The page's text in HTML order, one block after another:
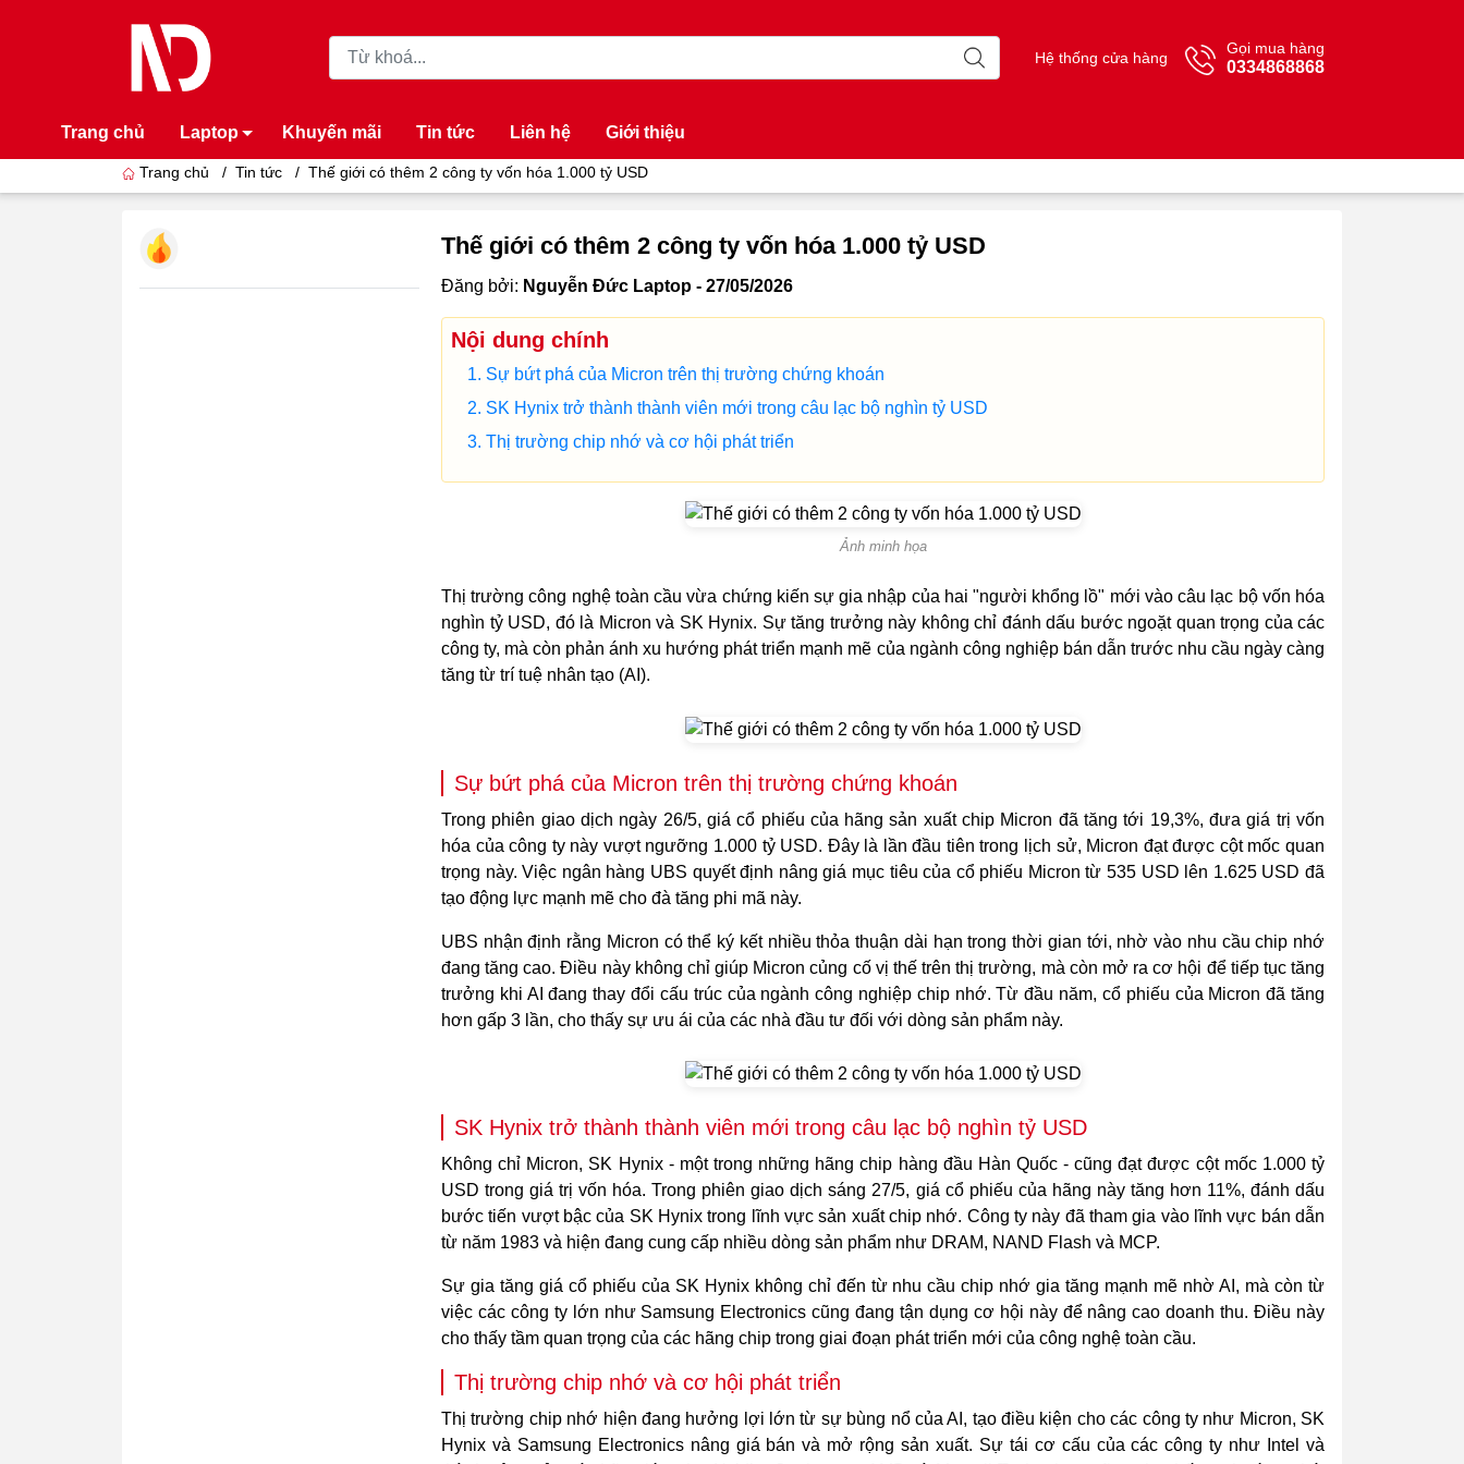
Hệ thống cửa hàng
Gọi mua hàng
0334868868
Trang chủ Laptop Khuyến mãi Tin tức Liên hệ Giới thiệu
Trang chủ / Tin tức / Thế giới có thêm 2 công ty vốn hóa 1.000 tỷ USD
Thế giới có thêm 2 công ty vốn hóa 1.000 tỷ USD
Đăng bởi: Nguyễn Đức Laptop - 27/05/2026
Nội dung chính
Sự bứt phá của Micron trên thị trường chứng khoán
SK Hynix trở thành thành viên mới trong câu lạc bộ nghìn tỷ USD
Thị trường chip nhớ và cơ hội phát triển
Ảnh minh họa
Thị trường công nghệ toàn cầu vừa chứng kiến sự gia nhập của hai "người khổng lồ" mới vào câu lạc bộ vốn hóa
nghìn tỷ USD, đó là Micron và SK Hynix. Sự tăng trưởng này không chỉ đánh dấu bước ngoặt quan trọng của các
công ty, mà còn phản ánh xu hướng phát triển mạnh mẽ của ngành công nghiệp bán dẫn trước nhu cầu ngày càng
tăng từ trí tuệ nhân tạo (AI).
Sự bứt phá của Micron trên thị trường chứng khoán
Trong phiên giao dịch ngày 26/5, giá cổ phiếu của hãng sản xuất chip Micron đã tăng tới 19,3%, đưa giá trị vốn
hóa của công ty này vượt ngưỡng 1.000 tỷ USD. Đây là lần đầu tiên trong lịch sử, Micron đạt được cột mốc quan
trọng này. Việc ngân hàng UBS quyết định nâng giá mục tiêu của cổ phiếu Micron từ 535 USD lên 1.625 USD đã
tạo động lực mạnh mẽ cho đà tăng phi mã này.
UBS nhận định rằng Micron có thể ký kết nhiều thỏa thuận dài hạn trong thời gian tới, nhờ vào nhu cầu chip nhớ
đang tăng cao. Điều này không chỉ giúp Micron củng cố vị thế trên thị trường, mà còn mở ra cơ hội để tiếp tục tăng
trưởng khi AI đang thay đổi cấu trúc của ngành công nghiệp chip nhớ. Từ đầu năm, cổ phiếu của Micron đã tăng
hơn gấp 3 lần, cho thấy sự ưu ái của các nhà đầu tư đối với dòng sản phẩm này.
SK Hynix trở thành thành viên mới trong câu lạc bộ nghìn tỷ USD
Không chỉ Micron, SK Hynix - một trong những hãng chip hàng đầu Hàn Quốc - cũng đạt được cột mốc 1.000 tỷ
USD trong giá trị vốn hóa. Trong phiên giao dịch sáng 27/5, giá cổ phiếu của hãng này tăng hơn 11%, đánh dấu
bước tiến vượt bậc của SK Hynix trong lĩnh vực sản xuất chip nhớ. Công ty này đã tham gia vào lĩnh vực bán dẫn
từ năm 1983 và hiện đang cung cấp nhiều dòng sản phẩm như DRAM, NAND Flash và MCP.
Sự gia tăng giá cổ phiếu của SK Hynix không chỉ đến từ nhu cầu chip nhớ gia tăng mạnh mẽ nhờ AI, mà còn từ
việc các công ty lớn như Samsung Electronics cũng đang tận dụng cơ hội này để nâng cao doanh thu. Điều này
cho thấy tầm quan trọng của các hãng chip trong giai đoạn phát triển mới của công nghệ toàn cầu.
Thị trường chip nhớ và cơ hội phát triển
Thị trường chip nhớ hiện đang hưởng lợi lớn từ sự bùng nổ của AI, tạo điều kiện cho các công ty như Micron, SK
Hynix và Samsung Electronics nâng giá bán và mở rộng sản xuất. Sự tái cơ cấu của các công ty như Intel và